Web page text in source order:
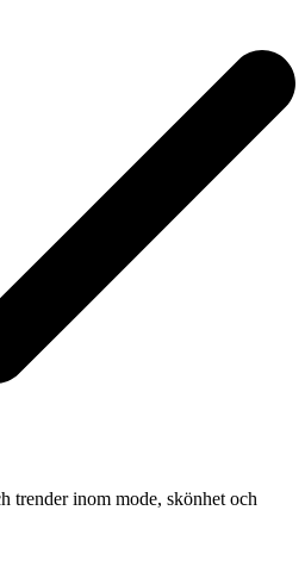
trender inom mode, skönhet och